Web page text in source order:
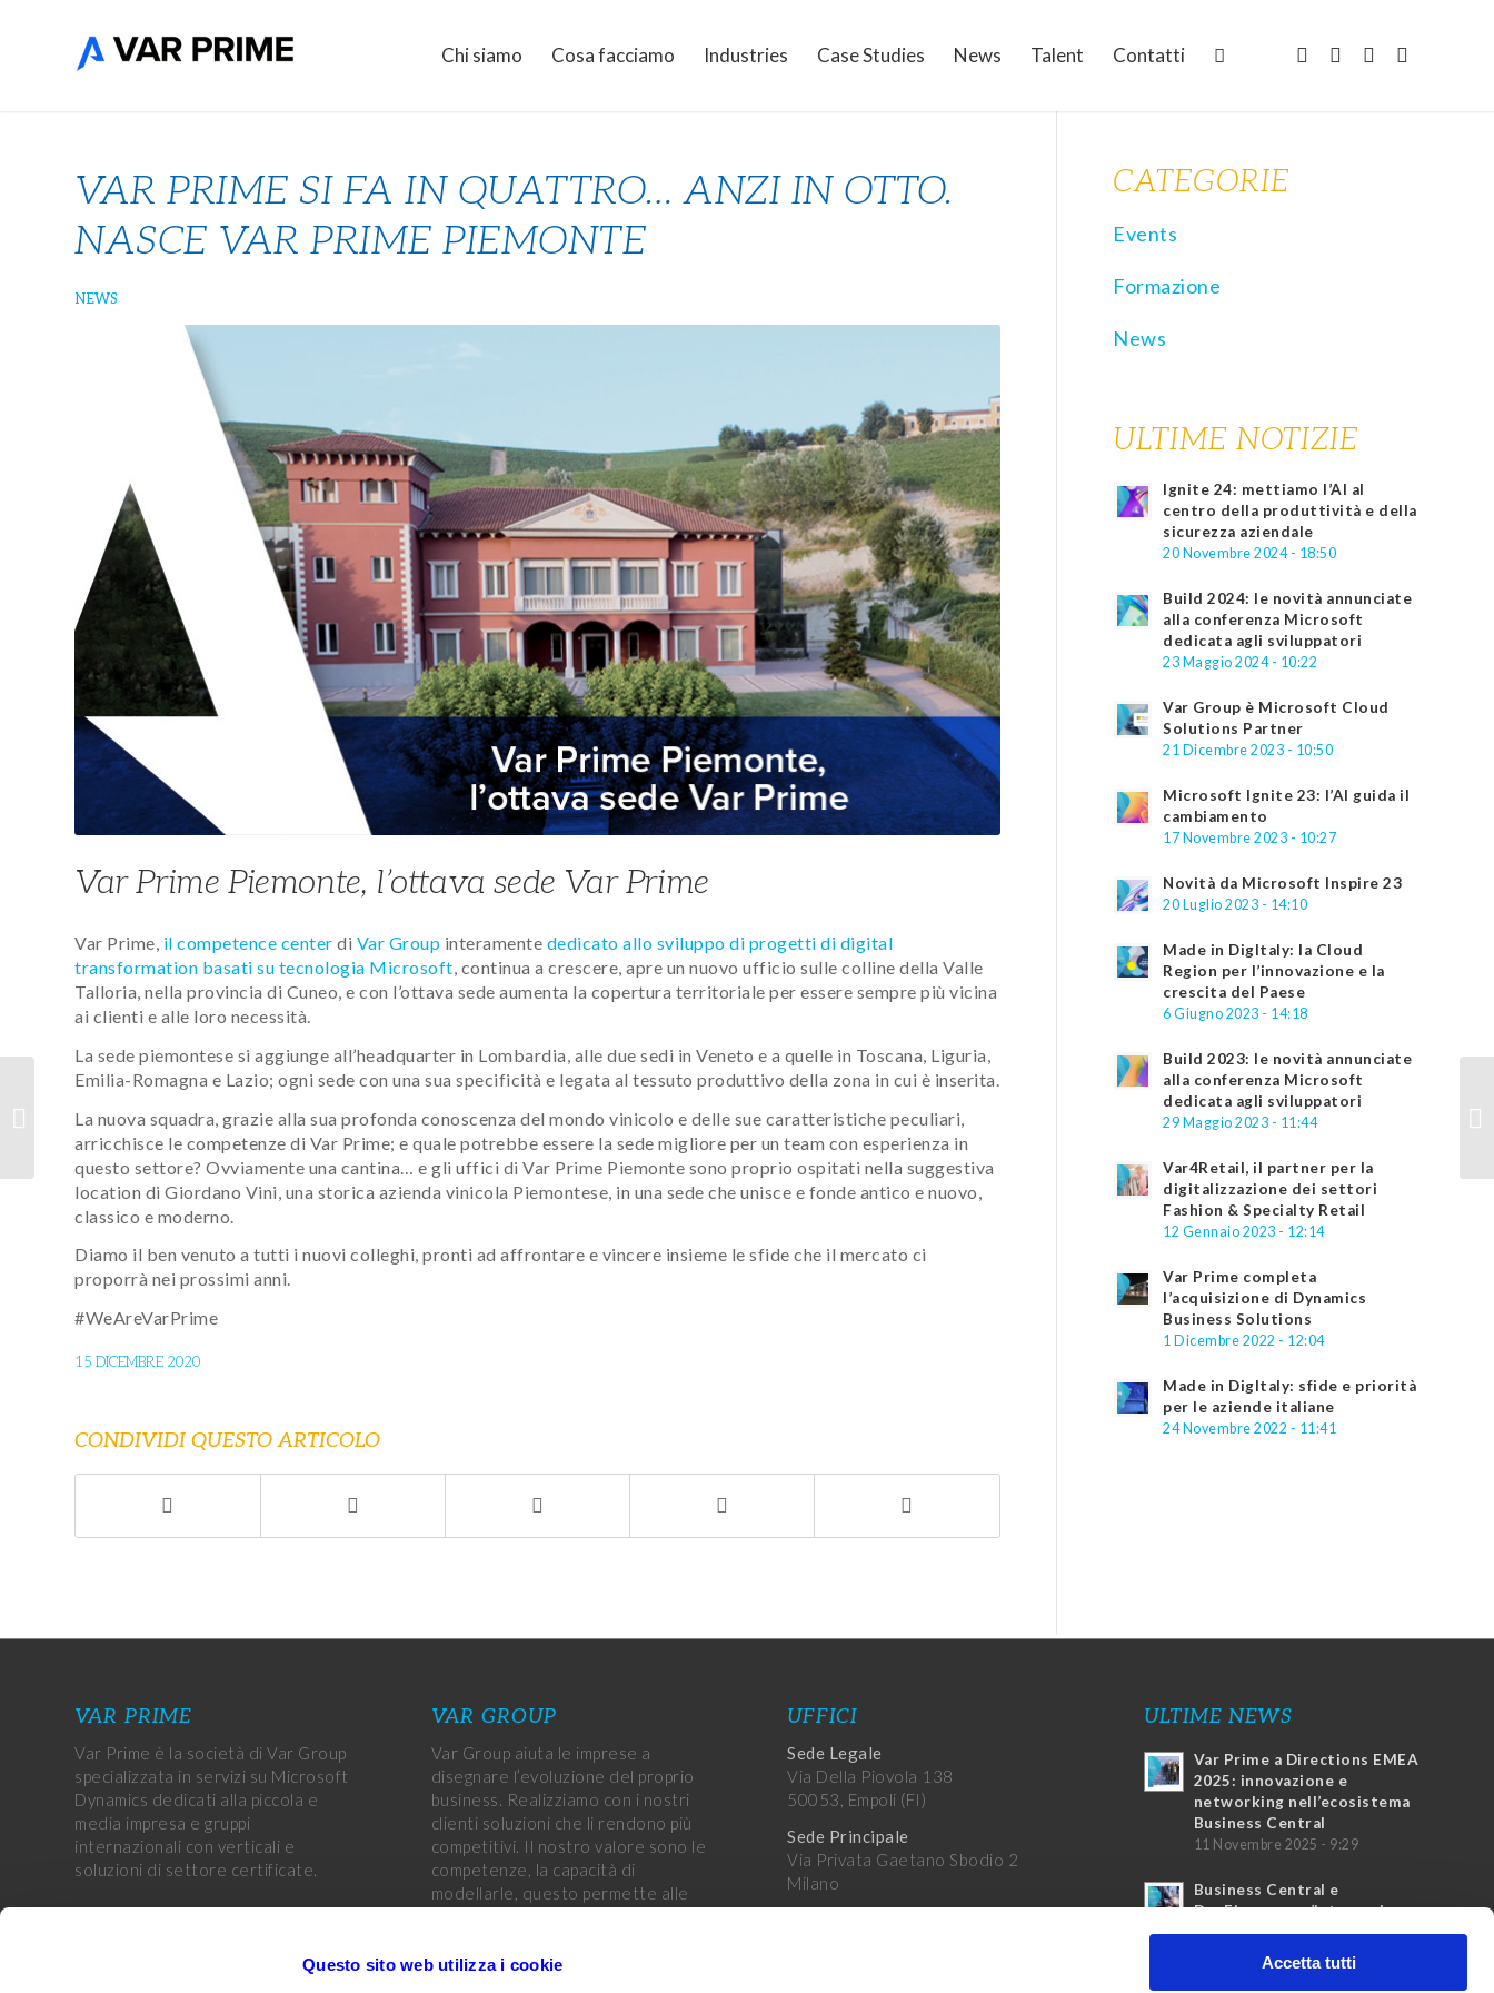
Questo sito web utilizza i cookie
Accetta tutti
Chi siamo Cosa facciamo Industries Case Studies News Talent Contatti
VAR PRIME SI FA IN QUATTRO… ANZI IN OTTO.
NASCE VAR PRIME PIEMONTE
NEWS
Var Prime Piemonte, l’ottava sede Var Prime
Var Prime, il competence center di Var Group interamente dedicato allo sviluppo di progetti di digital
transformation basati su tecnologia Microsoft, continua a crescere, apre un nuovo ufficio sulle colline della Valle
Talloria, nella provincia di Cuneo, e con l’ottava sede aumenta la copertura territoriale per essere sempre più vicina
ai clienti e alle loro necessità.
La sede piemontese si aggiunge all’headquarter in Lombardia, alle due sedi in Veneto e a quelle in Toscana, Liguria,
Emilia-Romagna e Lazio; ogni sede con una sua specificità e legata al tessuto produttivo della zona in cui è inserita.
La nuova squadra, grazie alla sua profonda conoscenza del mondo vinicolo e delle sue caratteristiche peculiari,
arricchisce le competenze di Var Prime; e quale potrebbe essere la sede migliore per un team con esperienza in
questo settore? Ovviamente una cantina… e gli uffici di Var Prime Piemonte sono proprio ospitati nella suggestiva
location di Giordano Vini, una storica azienda vinicola Piemontese, in una sede che unisce e fonde antico e nuovo,
classico e moderno.
Diamo il ben venuto a tutti i nuovi colleghi, pronti ad affrontare e vincere insieme le sfide che il mercato ci
proporrà nei prossimi anni.
#WeAreVarPrime
15 DICEMBRE 2020
CONDIVIDI QUESTO ARTICOLO
CATEGORIE
Events
Formazione
News
ULTIME NOTIZIE
Ignite 24: mettiamo l’AI al
centro della produttività e della
sicurezza aziendale
20 Novembre 2024 - 18:50
Build 2024: le novità annunciate
alla conferenza Microsoft
dedicata agli sviluppatori
23 Maggio 2024 - 10:22
Var Group è Microsoft Cloud
Solutions Partner
21 Dicembre 2023 - 10:50
Microsoft Ignite 23: l’AI guida il
cambiamento
17 Novembre 2023 - 10:27
Novità da Microsoft Inspire 23
20 Luglio 2023 - 14:10
Made in DigItaly: la Cloud
Region per l’innovazione e la
crescita del Paese
6 Giugno 2023 - 14:18
Build 2023: le novità annunciate
alla conferenza Microsoft
dedicata agli sviluppatori
29 Maggio 2023 - 11:44
Var4Retail, il partner per la
digitalizzazione dei settori
Fashion & Specialty Retail
12 Gennaio 2023 - 12:14
Var Prime completa
l’acquisizione di Dynamics
Business Solutions
1 Dicembre 2022 - 12:04
Made in DigItaly: sfide e priorità
per le aziende italiane
24 Novembre 2022 - 11:41
VAR PRIME
Var Prime è la società di Var Group
specializzata in servizi su Microsoft
Dynamics dedicati alla piccola e
media impresa e gruppi
internazionali con verticali e
soluzioni di settore certificate.
VAR GROUP
Var Group aiuta le imprese a
disegnare l’evoluzione del proprio
business. Realizziamo con i nostri
clienti soluzioni che li rendono più
competitivi. Il nostro valore sono le
competenze, la capacità di
modellarle, questo permette alle
UFFICI
Sede Legale
Via Della Piovola 138
50053, Empoli (FI)
Sede Principale
Via Privata Gaetano Sbodio 2
Milano
ULTIME NEWS
Var Prime a Directions EMEA
2025: innovazione e
networking nell’ecosistema
Business Central
11 Novembre 2025 - 9:29
Business Central e
DocFinance: un’integrazione
vincente
4 Marzo 2025 - 17:20
Inspire 2020